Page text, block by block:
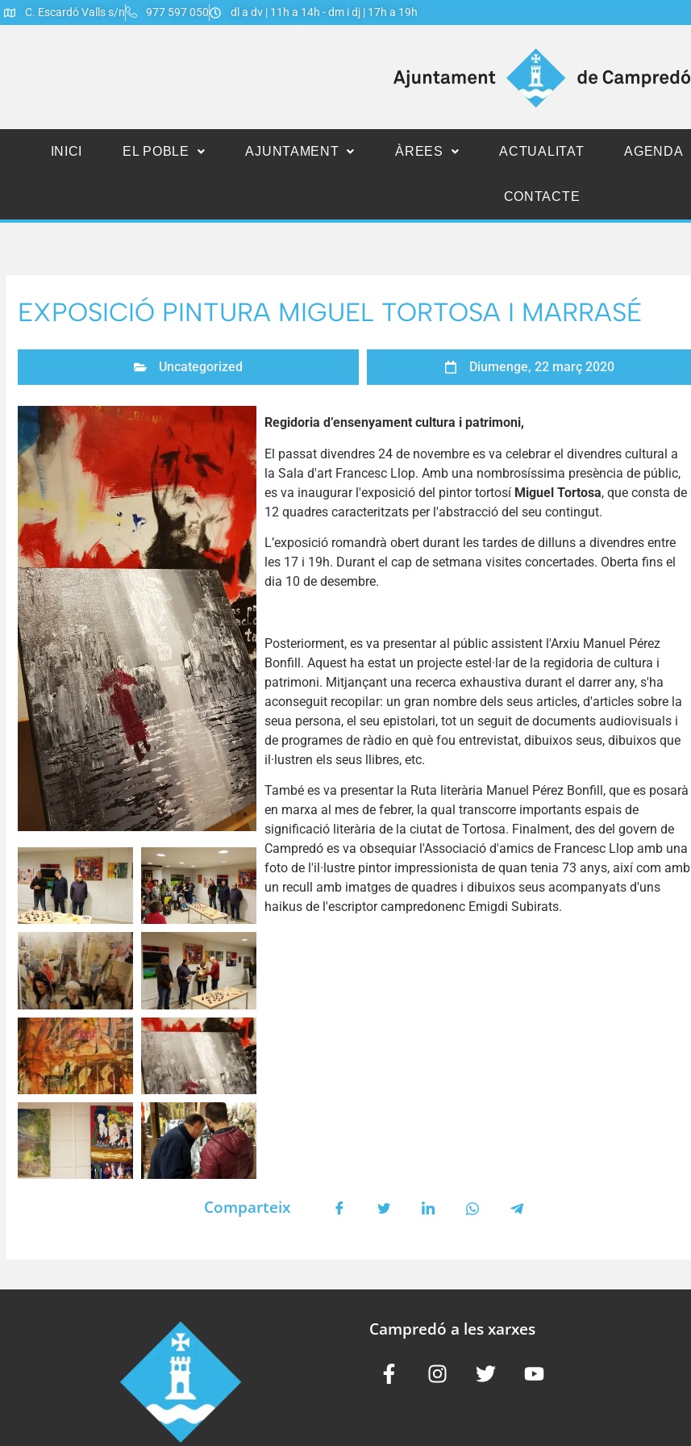
C. Escardó Valls s/n 977 597 050 dl a dv | 11h a 14h - dm i dj | 17h a 19h
INICI EL POBLE AJUNTAMENT ÀREES ACTUALITAT AGENDA
CONTACTE
EXPOSICIÓ PINTURA MIGUEL TORTOSA I MARRASÉ
Uncategorized Diumenge, 22 març 2020
Regidoria d’ensenyament cultura i patrimoni,
El passat divendres 24 de novembre es va celebrar el divendres cultural a
la Sala d'art Francesc Llop. Amb una nombrosíssima presència de públic,
es va inaugurar l'exposició del pintor tortosí Miguel Tortosa, que consta de
12 quadres caracteritzats per l'abstracció del seu contingut.
L’exposició romandrà obert durant les tardes de dilluns a divendres entre
les 17 i 19h. Durant el cap de setmana visites concertades. Oberta fins el
dia 10 de desembre.
Posteriorment, es va presentar al públic assistent l'Arxiu Manuel Pérez
Bonfill. Aquest ha estat un projecte estel·lar de la regidoria de cultura i
patrimoni. Mitjançant una recerca exhaustiva durant el darrer any, s'ha
aconseguit recopilar: un gran nombre dels seus articles, d'articles sobre la
seua persona, el seu epistolari, tot un seguit de documents audiovisuals i
de programes de ràdio en què fou entrevistat, dibuixos seus, dibuixos que
il·lustren els seus llibres, etc.
També es va presentar la Ruta literària Manuel Pérez Bonfill, que es posarà
en marxa al mes de febrer, la qual transcorre importants espais de
significació literària de la ciutat de Tortosa. Finalment, des del govern de
Campredó es va obsequiar l'Associació d'amics de Francesc Llop amb una
foto de l'il·lustre pintor impressionista de quan tenia 73 anys, així com amb
un recull amb imatges de quadres i dibuixos seus acompanyats d'uns
haikus de l'escriptor campredonenc Emigdi Subirats.
Comparteix
Campredó a les xarxes